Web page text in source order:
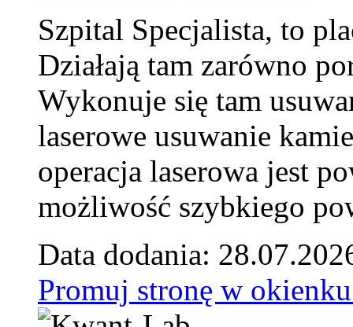
Szpital Specjalista, to
Działają tam zarówno
Wykonuje się tam
laserowe usuwanie
operacja laserowa jest
możliwość szybkiego
Data dodania:
Promuj stronę w